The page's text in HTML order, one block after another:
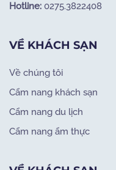
Hotline: 0275.3822408
VỀ KHÁCH SẠN
Về chúng tôi
Cẩm nang khách sạn
Cẩm nang du lịch
Cẩm nang ẩm thực